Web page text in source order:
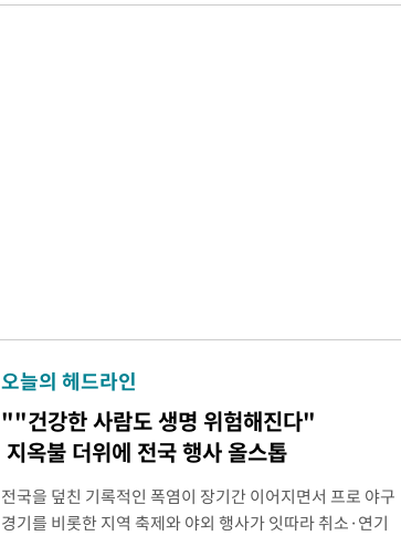
오늘의 헤드라인
""건강한 사람도 생명 위험해진다"
지옥불 더위에 전국 행사 올스톱
전국을 덮친 기록적인 폭염이 장기간 이어지면서 프로 야구
경기를 비롯한 지역 축제와 야외 행사가 잇따라 취소·연기